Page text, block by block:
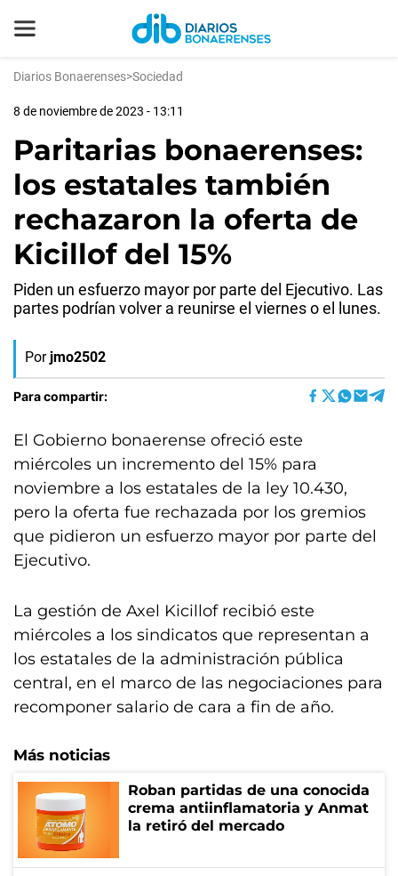
Diarios Bonaerenses>Sociedad
8 de noviembre de 2023 - 13:11
Paritarias bonaerenses:
los estatales también
rechazaron la oferta de
Kicillof del 15%
Piden un esfuerzo mayor por parte del Ejecutivo. Las
partes podrían volver a reunirse el viernes o el lunes.
Por jmo2502
Para compartir:
El Gobierno bonaerense ofreció este
miércoles un incremento del 15% para
noviembre a los estatales de la ley 10.430,
pero la oferta fue rechazada por los gremios
que pidieron un esfuerzo mayor por parte del
Ejecutivo.
La gestión de Axel Kicillof recibió este
miércoles a los sindicatos que representan a
los estatales de la administración pública
central, en el marco de las negociaciones para
recomponer salario de cara a fin de año.
Más noticias
Roban partidas de una conocida
crema antiinflamatoria y Anmat
la retiró del mercado